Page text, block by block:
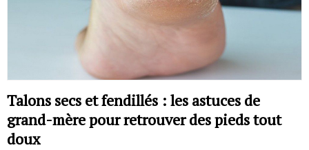
Talons secs et fendillés : les astuces de
grand-mère pour retrouver des pieds tout
doux